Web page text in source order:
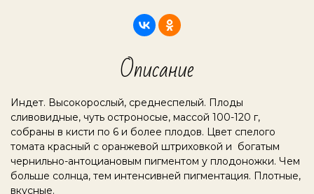
Описание
Индет. Высокорослый, среднеспелый. Плоды
сливовидные, чуть остроносые, массой 100-120 г,
собраны в кисти по 6 и более плодов. Цвет спелого
томата красный с оранжевой штриховкой и богатым
чернильно-антоциановым пигментом у плодоножки. Чем
больше солнца, тем интенсивней пигментация. Плотные,
вкусные.